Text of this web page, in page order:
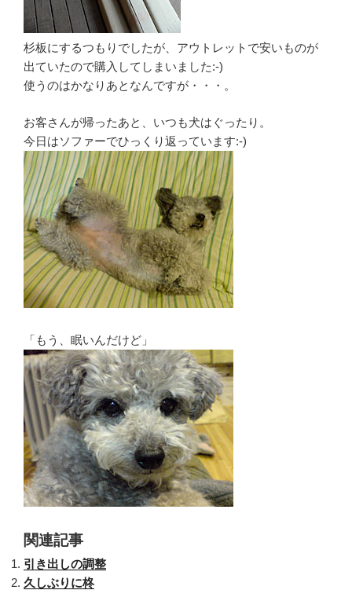
杉板にするつもりでしたが、アウトレットで安いものが
出ていたので購入してしまいました:-)
使うのはかなりあとなんですが・・・。
お客さんが帰ったあと、いつも犬はぐったり。
今日はソファーでひっくり返っています:-)
「もう、眠いんだけど」
関連記事
引き出しの調整
久しぶりに柊